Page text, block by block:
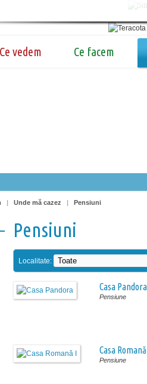
Ce vedem Ce facem
| Unde mă cazez | Pensiuni
Pensiuni
Localitate:
Casa Pandora
Pensiune
Casa
Pensiune